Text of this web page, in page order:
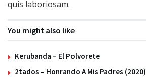
quis laboriosam.
You might also like
Kerubanda – El Polvorete
2tados – Honrando A Mis Padres (2020)